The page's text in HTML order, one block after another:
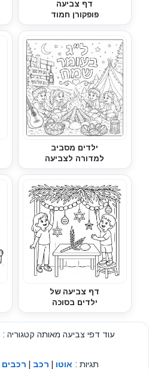
דף צביעה
פופקורן חמוד
ילדים מסביב
למדורה לצביעה
דף צביעה של
ילדים בסוכה
עוד דפי צביעה מאותה קטגוריה :
תגיות : אוטו רכב רכבים